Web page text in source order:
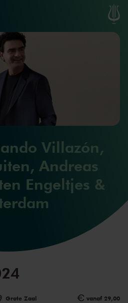
Villazón,
Andreas
Engeltjes &
Grote Zaal vanaf 29,00